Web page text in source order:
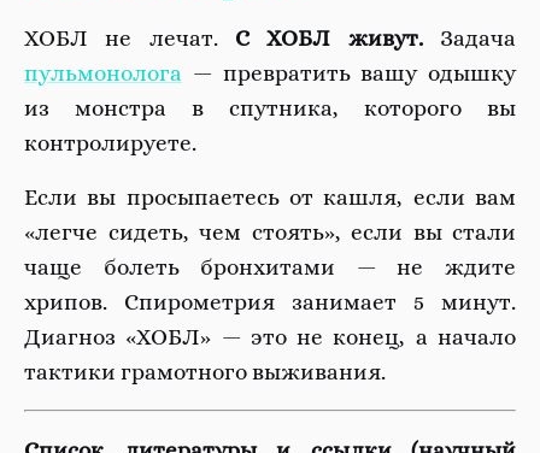
ХОБЛ не лечат. С ХОБЛ живут.Задача
пульмонолога — превратить вашу одышку
из монстра в спутника, которого вы
контролируете.
Если вы просыпаетесь от кашля, если вам
«легче сидеть, чем стоять», если вы стали
чаще болеть бронхитами — не ждите
хрипов. Спирометрия занимает 5 минут.
Диагноз «ХОБЛ» — это не конец, а начало
тактики грамотного выживания.